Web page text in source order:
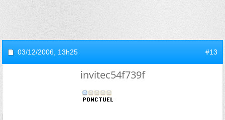
03/12/2006, 13h25 #13
invitec54f739f